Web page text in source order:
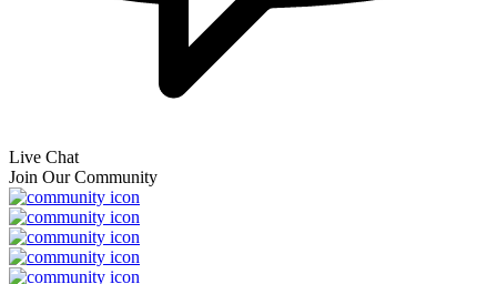
Live Chat
Join Our Community